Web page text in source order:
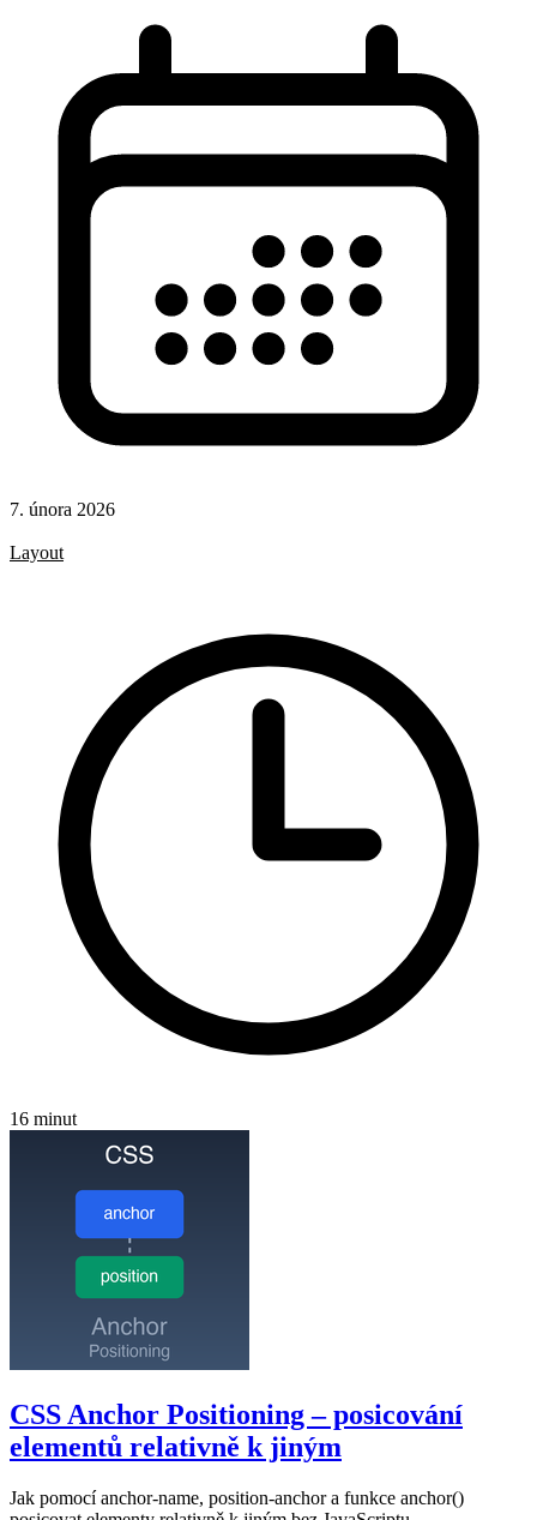
7. února 2026
Layout
16 minut
CSS Anchor Positioning – posicování
elementů relativně k jiným
Jak pomocí anchor-name, position-anchor a funkce anchor()